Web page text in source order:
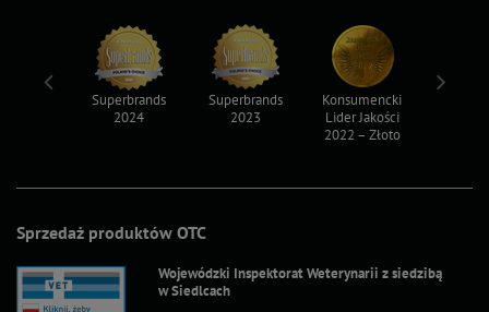
Sprzedaż produktów OTC
Wojewódzki Inspektorat Weterynarii z siedzibą
w Siedlcach
Superbrands
2024
Superbrands
2023
Konsumencki
Lider Jakości
2022 – Złoto